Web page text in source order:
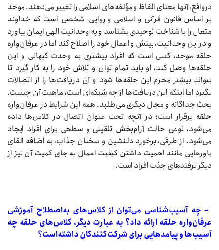
درواقع، آنها معنای الفاظ و مؤلفه‌های اسلامی را تغییر می‌دهند. موحد
بر اساس قانون قرآنی و اسلامی و روایی، شخصی است که خداوند
متعال را با شناخت توحیدی بشناسد و به وحدانیت الهی ایمان بیاورد
و در این وحدانیت، بینش و اعمال خود را اصلاح کند اما در عرفان‌واره‌
حلقه موحد، کسی است که افراد بیشتری به وحدت کیهانی و این
حلقه‌ها وصل کند، او باید تمام توان و تلاش خود را به کار گیرد تا
بتواند بیشتر محرم این حلقه‌ها شود و آن دریافت‌ها را از اتصالات
بگیرد اما اینکه این دریافت‌ها از چه شبکه‌ای است، ماهیت آن چیست،‌
بحث جداگانه و مجال دیگری می‌طلبد. همه این شرایط در عرفان‌واره
حلقه برقرار است؛ در آنچه تحت عنوان اتصال در کلاس‌ها داده
می‌شود، نوعی حالت آرام‌بخش تلقینی و سطحی برای افراد ایجاد
می‌شود. از طرفی، برخورد دلنشین و سخنان جذاب، به اضافه القای
باورهایی مانند اهمیت داشتن کیفیت اعمال به جای کمیت آن نیز از
دیگر ترفندهای جذب افراد است.
– چه آسیب‌شناسی می‌توان از کلاس‌های به‌اصطلاح آموزشی
عرفان‌واره حلقه ارائه داد؟ به عبارت دیگر، کلاس‌های حلقه چه
آسیب‌ها و پیامدهایی برای شرکت‌کنندگان داشته‌است؟